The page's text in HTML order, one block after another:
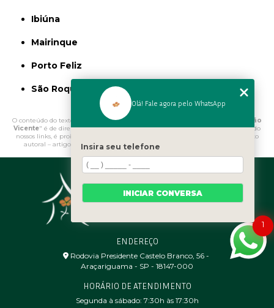
Ibiúna
Mairinque
Porto Feliz
São Roque
O conteúdo do texto "
Onde Comprar Pedras Decorativas para Jardim São
Vicente" é de direito reservado. Sua reprodução, parcial ou total, mesmo citando
nossos links, é proibida sem a autorização do autor. Crime de violação de direito
autoral – artigo 184 do Código Penal –Lei 9610/98 - Lei de direitos autorais
ENDEREÇO
Rodovia Presidente Castelo Branco, 56 - ㅤ
Araçariguama - SP - 18147-000
HORÁRIO DE ATENDIMENTO
Segunda à sábado: 7:30h às 17:30h
1
Olá! Fale agora pelo WhatsApp
Insira seu telefone
INICIAR CONVERSA